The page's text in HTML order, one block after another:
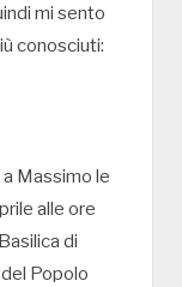
mi sento
conosciuti:
Massimo le
alle ore
di
Popolo